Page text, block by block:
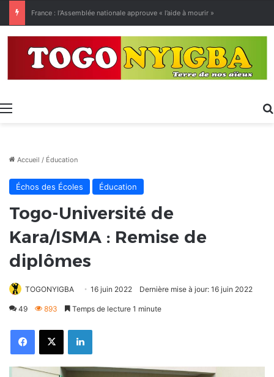
Menu
Accueil / Éducation
Échos des Écoles Éducation
Togo-Université de
Kara/ISMA : Remise de
diplômes
TOGONYIGBA 16 juin 2022 Dernière mise à jour: 16 juin 2022
49 893 Temps de lecture 1 minute
FacebookX Linkedin